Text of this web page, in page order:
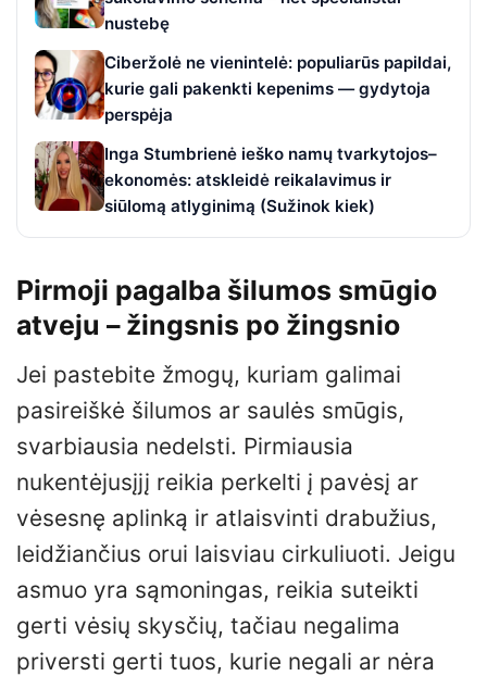
nustebę
Ciberžolė ne vienintelė: populiarūs papildai,
kurie gali pakenkti kepenims — gydytoja
perspėja
Inga Stumbrienė ieško namų tvarkytojos–
ekonomės: atskleidė reikalavimus ir
siūlomą atlyginimą (Sužinok kiek)
Pirmoji pagalba šilumos smūgio
atveju – žingsnis po žingsnio
Jei pastebite žmogų, kuriam galimai
pasireiškė šilumos ar saulės smūgis,
svarbiausia nedelsti. Pirmiausia
nukentėjusįjį reikia perkelti į pavėsį ar
vėsesnę aplinką ir atlaisvinti drabužius,
leidžiančius orui laisviau cirkuliuoti. Jeigu
asmuo yra sąmoningas, reikia suteikti
gerti vėsių skysčių, tačiau negalima
priversti gerti tuos, kurie negali ar nėra